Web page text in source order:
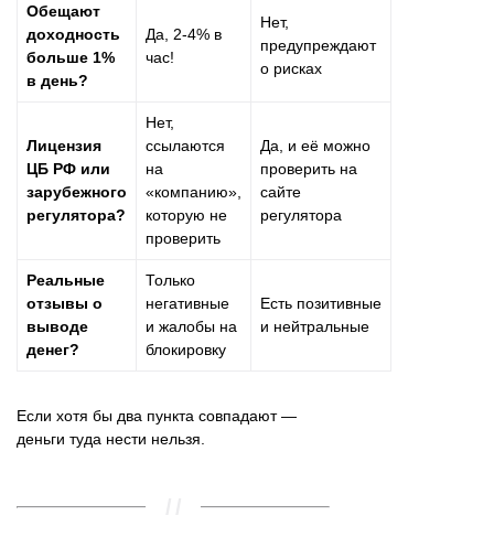
Обещают
доходность
больше 1%
в день?
Да, 2-4% в
час!
Нет,
предупреждают
о рисках
Лицензия
ЦБ РФ или
зарубежного
регулятора?
Нет,
ссылаются
на
«компанию»,
которую не
проверить
Да, и её можно
проверить на
сайте
регулятора
Реальные
отзывы о
выводе
денег?
Только
негативные
и жалобы на
блокировку
Есть позитивные
и нейтральные
Если хотя бы два пункта совпадают —
деньги туда нести нельзя.